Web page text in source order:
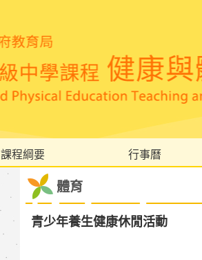
課程綱要 行事曆
體育
青少年養生健康休閒活動